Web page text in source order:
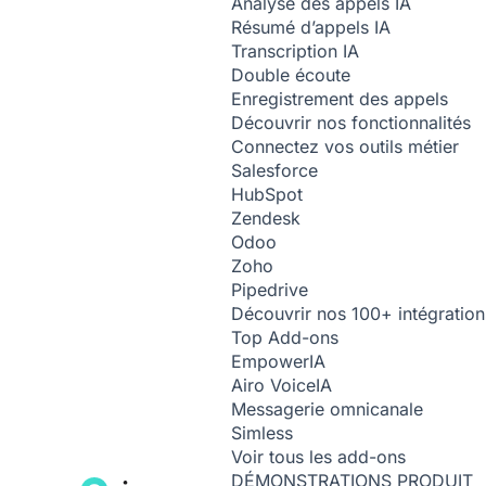
Résumé d’appels IA
Transcription IA
Double écoute
Enregistrement des appels
Découvrir nos fonctionnalités
Connectez vos outils métier
Salesforce
HubSpot
Zendesk
Odoo
Zoho
Pipedrive
Découvrir nos 100+
Top Add-ons
EmpowerIA
Airo VoiceIA
Messagerie omnicanale
Simless
Voir tous les add-ons
DÉMONSTRATIONS PRODUIT